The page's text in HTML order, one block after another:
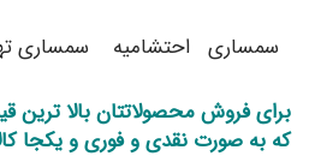
سمساری احتشامیه سمساری
برای فروش محصولاتتان بالا ترین
که به صورت نقدی و فوری و یکجا